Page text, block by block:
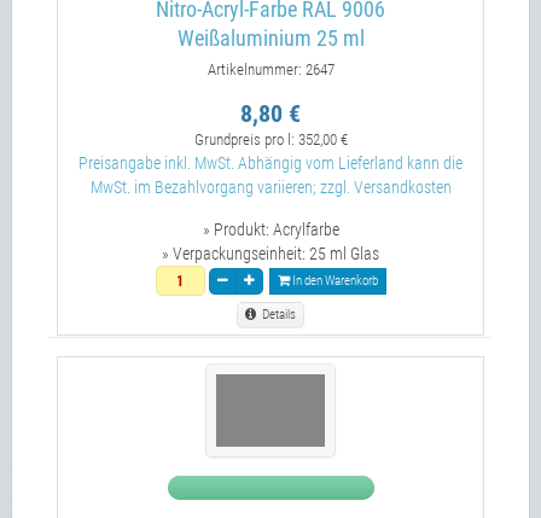
Nitro-Acryl-Farbe RAL 9006
Weißaluminium 25 ml
Artikelnummer: 2647
8,80 €
Grundpreis pro l: 352,00 €
Preisangabe inkl. MwSt. Abhängig vom Lieferland kann die
MwSt. im Bezahlvorgang variieren; zzgl. Versandkosten
» Produkt: Acrylfarbe
» Verpackungseinheit: 25 ml Glas
In den Warenkorb
Details